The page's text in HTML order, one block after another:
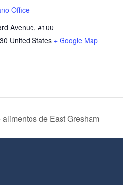
Office
Avenue, #100
United States + Google Map
de East Gresham